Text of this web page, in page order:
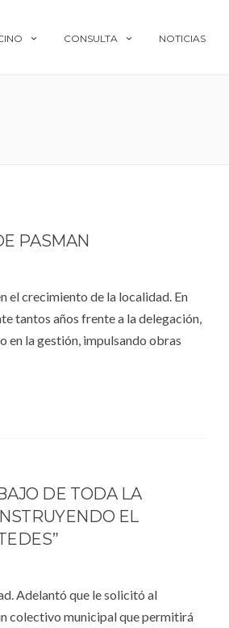
CONSULTA NOTICIAS
PASMAN
el crecimiento de la localidad. En
tantos años frente a la delegación,
en la gestión, impulsando obras
DE TODA LA
EL
Adelantó que le solicitó al
colectivo municipal que permitirá